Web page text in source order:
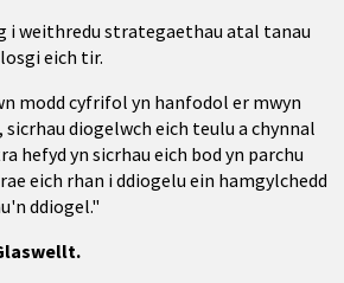
i weithredu strategaethau atal tanau
eich tir.
modd cyfrifol yn hanfodol er mwyn
sicrhau diogelwch eich teulu a chynnal
hefyd yn sicrhau eich bod yn parchu
eich rhan i ddiogelu ein hamgylchedd
ddiogel."